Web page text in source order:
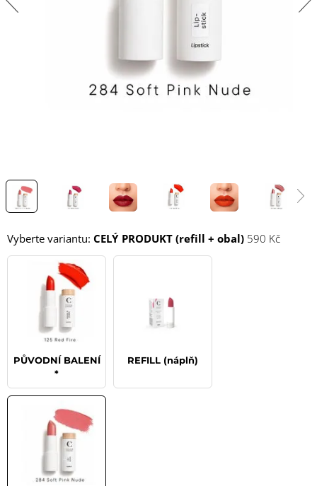
Vyberte variantu:CELÝ PRODUKT (refill + obal) 590 Kč
PŮVODNÍ BALENÍ
*
REFILL (náplň)